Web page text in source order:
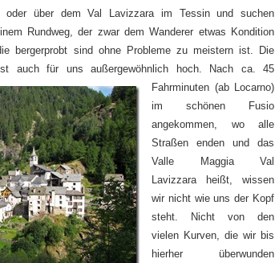
über dem Val Lavizzara im Tessin und suchen
Rundweg, der zwar dem Wanderer etwas Kondition
bergerprobt sind ohne Probleme zu meistern ist. Die
auch für uns außergewöhnlich hoch.
Nach ca. 45
Fahrminuten (ab Locarno)
im schönen Fusio
angekommen, wo alle
Straßen enden und das
Valle Maggia Val
Lavizzara heißt, wissen
wir nicht wie uns der Kopf
steht. Nicht von den
vielen Kurven, die wir bis
hierher überwunden